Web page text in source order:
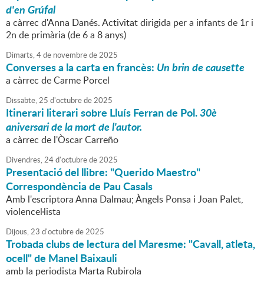
d'en Grúfal
a càrrec d'Anna Danés. Activitat dirigida per a infants de 1r i
2n de primària (de 6 a 8 anys)
Dimarts,4de novembrede2025
Converses a la carta en francès: Un brin de causette
a càrrec de Carme Porcel
Dissabte,25 d'octubrede2025
Itinerari literari sobre Lluís Ferran de Pol.30è
aniversari de la mort de l'autor.
a càrrec de l'Òscar Carreño
Divendres,24d'octubrede2025
Presentació del llibre: "Querido Maestro"
Correspondència de Pau Casals
Amb l'escriptora Anna Dalmau; Àngels Ponsa i Joan Palet,
violencel·lista
Dijous,23 d'octubrede2025
Trobada clubs de lectura del Maresme: "Cavall, atleta,
ocell" de Manel Baixauli
amb la periodista Marta Rubirola